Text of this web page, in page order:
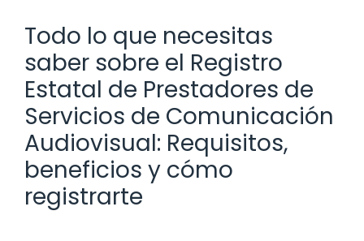
Todo lo que necesitas
saber sobre el Registro
Estatal de Prestadores de
Servicios de Comunicación
Audiovisual: Requisitos,
beneficios y cómo
registrarte